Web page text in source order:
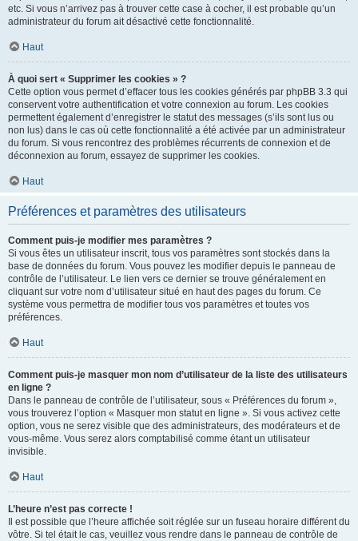
etc. Si vous n’arrivez pas à trouver cette case à cocher, il est probable qu’un
administrateur du forum ait désactivé cette fonctionnalité.
Haut
À quoi sert « Supprimer les cookies » ?
Cette option vous permet d’effacer tous les cookies générés par phpBB 3.3 qui
conservent votre authentification et votre connexion au forum. Les cookies
permettent également d’enregistrer le statut des messages (s’ils sont lus ou
non lus) dans le cas où cette fonctionnalité a été activée par un administrateur
du forum. Si vous rencontrez des problèmes récurrents de connexion et de
déconnexion au forum, essayez de supprimer les cookies.
Haut
Préférences et paramètres des utilisateurs
Comment puis-je modifier mes paramètres ?
Si vous êtes un utilisateur inscrit, tous vos paramètres sont stockés dans la
base de données du forum. Vous pouvez les modifier depuis le panneau de
contrôle de l’utilisateur. Le lien vers ce dernier se trouve généralement en
cliquant sur votre nom d’utilisateur situé en haut des pages du forum. Ce
système vous permettra de modifier tous vos paramètres et toutes vos
préférences.
Haut
Comment puis-je masquer mon nom d’utilisateur de la liste des utilisateurs
en ligne ?
Dans le panneau de contrôle de l’utilisateur, sous « Préférences du forum »,
vous trouverez l’option « Masquer mon statut en ligne ». Si vous activez cette
option, vous ne serez visible que des administrateurs, des modérateurs et de
vous-même. Vous serez alors comptabilisé comme étant un utilisateur
invisible.
Haut
L’heure n’est pas correcte !
Il est possible que l’heure affichée soit réglée sur un fuseau horaire différent du
vôtre. Si tel était le cas, veuillez vous rendre dans le panneau de contrôle de